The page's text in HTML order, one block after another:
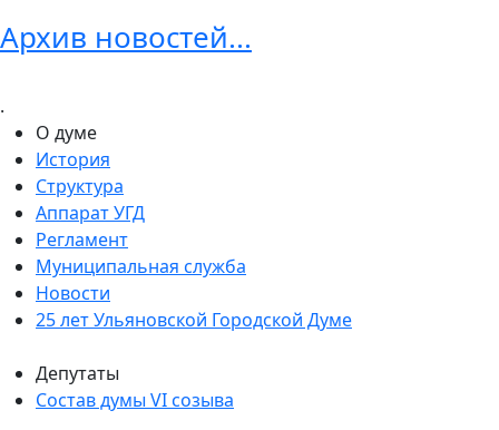
Архив новостей...
.
О думе
История
Структура
Аппарат УГД
Регламент
Муниципальная служба
Новости
25 лет Ульяновской Городской Думе
Депутаты
Состав думы VI созыва